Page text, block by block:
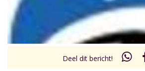
Deel dit bericht!